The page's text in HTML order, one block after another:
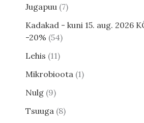
Jugapuu 7
Kadakad - kuni 15. aug. 2026
-20% 54
Lehis 11
Mikrobioota 1
Nulg 9
Tsuuga 8